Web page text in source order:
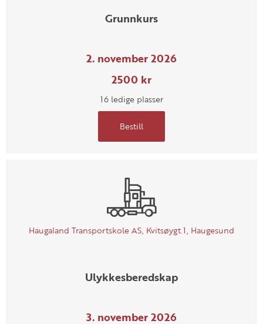
Grunnkurs
2. november 2026
2500 kr
16 ledige plasser
Bestill
Haugaland Transportskole AS, Kvitsøygt.1, Haugesund
Ulykkesberedskap
3. november 2026